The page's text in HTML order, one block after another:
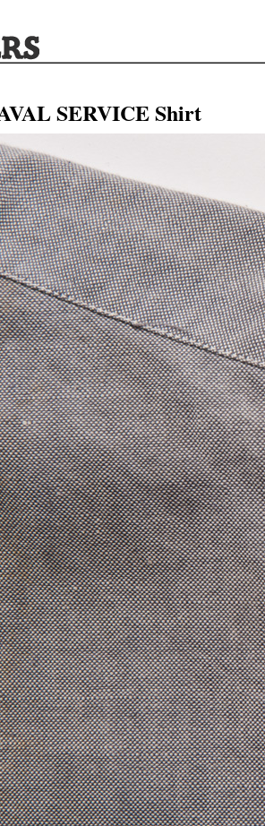
SERVICE Shirt